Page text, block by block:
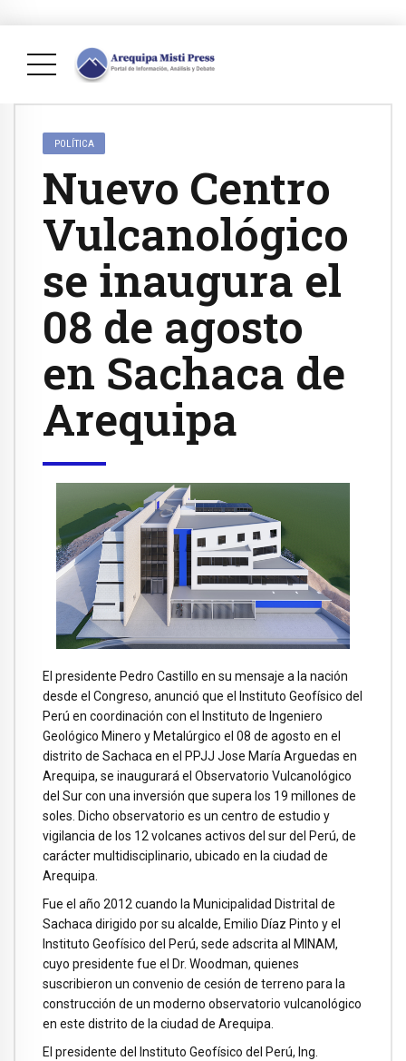
POLÍTICA
Nuevo Centro
Vulcanológico
se inaugura el
08 de agosto
en Sachaca de
Arequipa
El presidente Pedro Castillo en su mensaje a la nación
desde el Congreso, anunció que el Instituto Geofísico del
Perú en coordinación con el Instituto de Ingeniero
Geológico Minero y Metalúrgico el 08 de agosto en el
distrito de Sachaca en el PPJJ Jose María Arguedas en
Arequipa, se inaugurará el Observatorio Vulcanológico
del Sur con una inversión que supera los 19 millones de
soles. Dicho observatorio es un centro de estudio y
vigilancia de los 12 volcanes activos del sur del Perú, de
carácter multidisciplinario, ubicado en la ciudad de
Arequipa.
Fue el año 2012 cuando la Municipalidad Distrital de
Sachaca dirigido por su alcalde, Emilio Díaz Pinto y el
Instituto Geofísico del Perú, sede adscrita al MINAM,
cuyo presidente fue el Dr. Woodman, quienes
suscribieron un convenio de cesión de terreno para la
construcción de un moderno observatorio vulcanológico
en este distrito de la ciudad de Arequipa.
El presidente del Instituto Geofísico del Perú, Ing.